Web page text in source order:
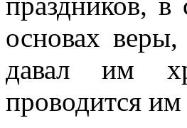
основах
давал им
проводится